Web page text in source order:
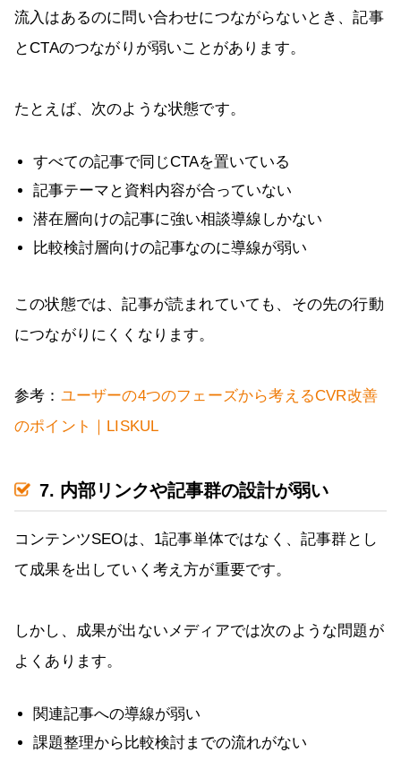
流入はあるのに問い合わせにつながらないとき、記事
とCTAのつながりが弱いことがあります。
たとえば、次のような状態です。
すべての記事で同じCTAを置いている
記事テーマと資料内容が合っていない
潜在層向けの記事に強い相談導線しかない
比較検討層向けの記事なのに導線が弱い
この状態では、記事が読まれていても、その先の行動
につながりにくくなります。
参考： ユーザーの4つのフェーズから考えるCVR改善
のポイント｜LISKUL
7. 内部リンクや記事群の設計が弱い
コンテンツSEOは、1記事単体ではなく、記事群とし
て成果を出していく考え方が重要です。
しかし、成果が出ないメディアでは次のような問題が
よくあります。
関連記事への導線が弱い
課題整理から比較検討までの流れがない